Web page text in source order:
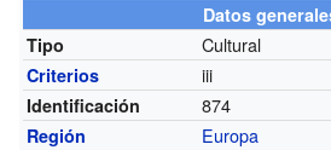
Datos
Tipo
Cultural
Criterios iii
Identificación 874
Región Europa